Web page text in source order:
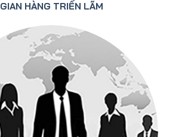
GIAN HÀNG TRIỂN LÃM